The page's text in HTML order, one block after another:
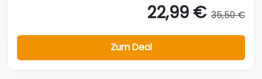
22,99 € 35,50 €
Zum Deal